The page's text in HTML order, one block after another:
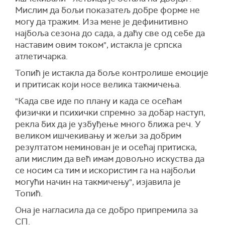
Мислим да бољи показатељ добре форме не
могу да тражим. Иза мене је дефинитивно
најбоља сезона до сада, а даћу све од себе да
наставим овим током", истакла је српска
атлетичарка.
Топић је истакла да боље контролише емоције
и притисак који носе велика такмичења.
"Када све иде по плану и када се осећам
физички и психички спремно за добар наступ,
рекла бих да је узбуђење много ближа реч. У
великом ишчекивању и жељи за добрим
резултатом неминован је и осећај притиска,
али мислим да већ имам довољно искуства да
се носим са тим и искористим га на најбољи
могући начин на такмичењу", изјавила је
Топић.
Она је нагласила да се добро припремила за
СП.